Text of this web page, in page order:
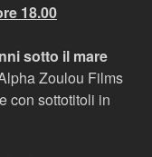
18.00
sotto il mare
Zoulou Films
con sottotitoli in